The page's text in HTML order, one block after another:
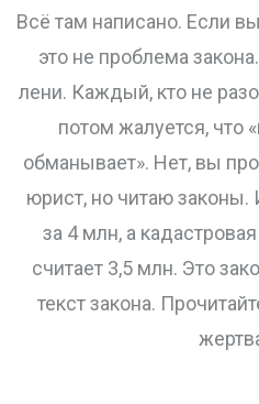
Всё там написано. Если
это не проблема
лени. Каждый, кто не
потом жалуется, что
обманывает». Нет, вы
юрист, но читаю
за 4 млн, а
считает 3,5 млн. Это
текст закона.